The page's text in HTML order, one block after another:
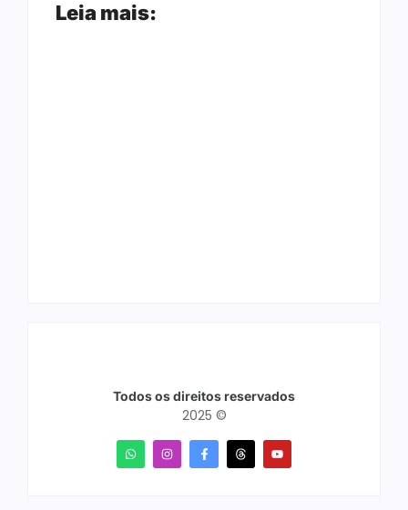
Leia mais:
Todos os direitos reservados
2025 ©